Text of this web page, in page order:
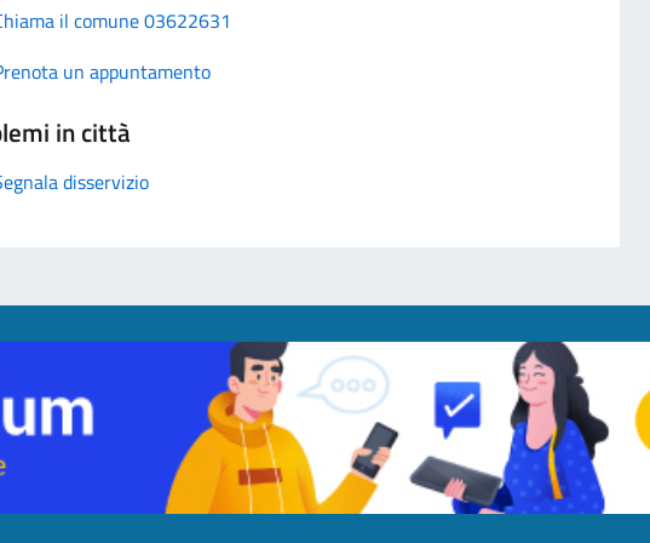
il comune 03622631
un appuntamento
in città
disservizio